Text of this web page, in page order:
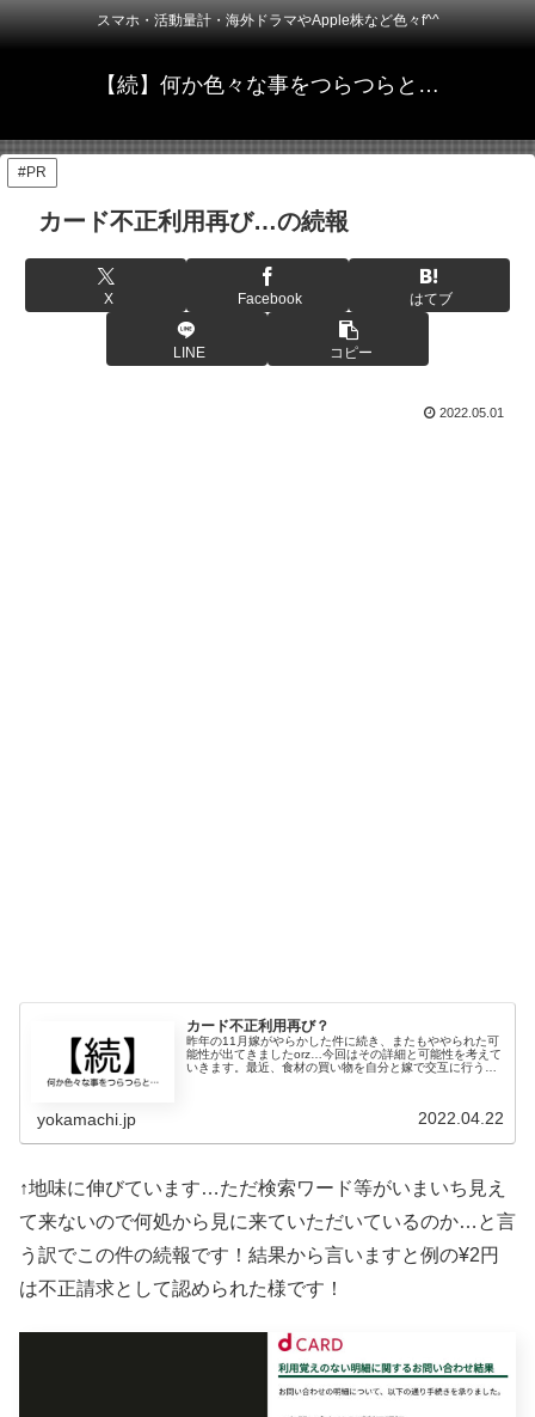
スマホ・活動量計・海外ドラマやApple株など色々f^^
【続】何か色々な事をつらつらと…
#PR
カード不正利用再び…の続報
X Facebook はてブ
LINE コピー
2022.05.01
カード不正利用再び？
昨年の11月嫁がやらかした件に続き、またもややられた可
能性が出てきましたorz…今回はその詳細と可能性を考えて
いきます。最近、食材の買い物を自分と嫁で交互に行う事
yokamachi.jp 2022.04.22
↑地味に伸びています…ただ検索ワード等がいまいち見え
て来ないので何処から見に来ていただいているのか…と言
う訳でこの件の続報です！結果から言いますと例の¥2円
は不正請求として認められた様です！